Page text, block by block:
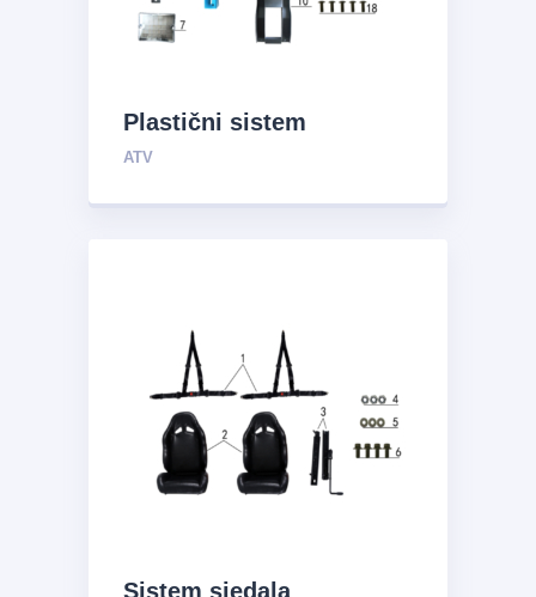
Plastični sistem
ATV
Sistem sjedala